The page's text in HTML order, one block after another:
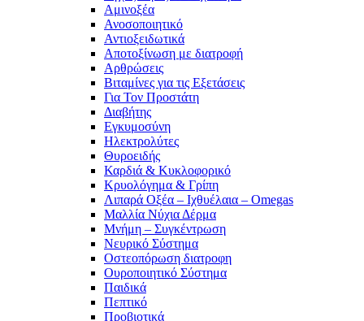
Αμινοξέα
Ανοσοποιητικό
Αντιοξειδωτικά
Αποτοξίνωση με διατροφή
Αρθρώσεις
Βιταμίνες για τις Εξετάσεις
Για Τον Προστάτη
Διαβήτης
Εγκυμοσύνη
Ηλεκτρολύτες
Θυροειδής
Καρδιά & Κυκλοφορικό
Κρυολόγημα & Γρίπη
Λιπαρά Οξέα – Ιχθυέλαια – Omegas
Μαλλία Νύχια Δέρμα
Μνήμη – Συγκέντρωση
Νευρικό Σύστημα
Οστεοπόρωση διατροφη
Ουροποιητικό Σύστημα
Παιδικά
Πεπτικό
Προβιοτικά